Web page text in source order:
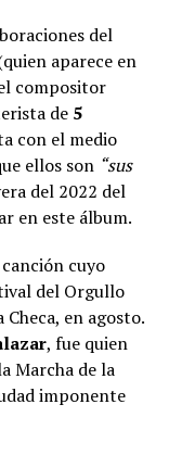
del
aparece en
compositor
de 5
con el medio
ellos son “sus
del 2022 del
en este álbum.
cuyo
del Orgullo
Checa, en agosto.
, fue quien
Marcha de la
imponente